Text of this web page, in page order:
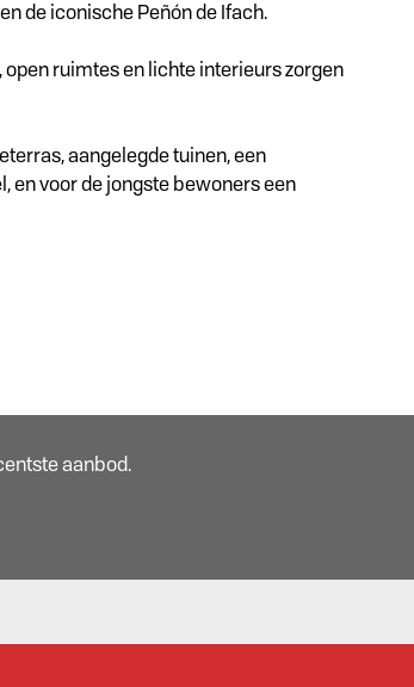
de iconische Peñón de Ifach.
ruimtes en lichte interieurs zorgen
aangelegde tuinen, een
en voor de jongste bewoners een
aanbod.